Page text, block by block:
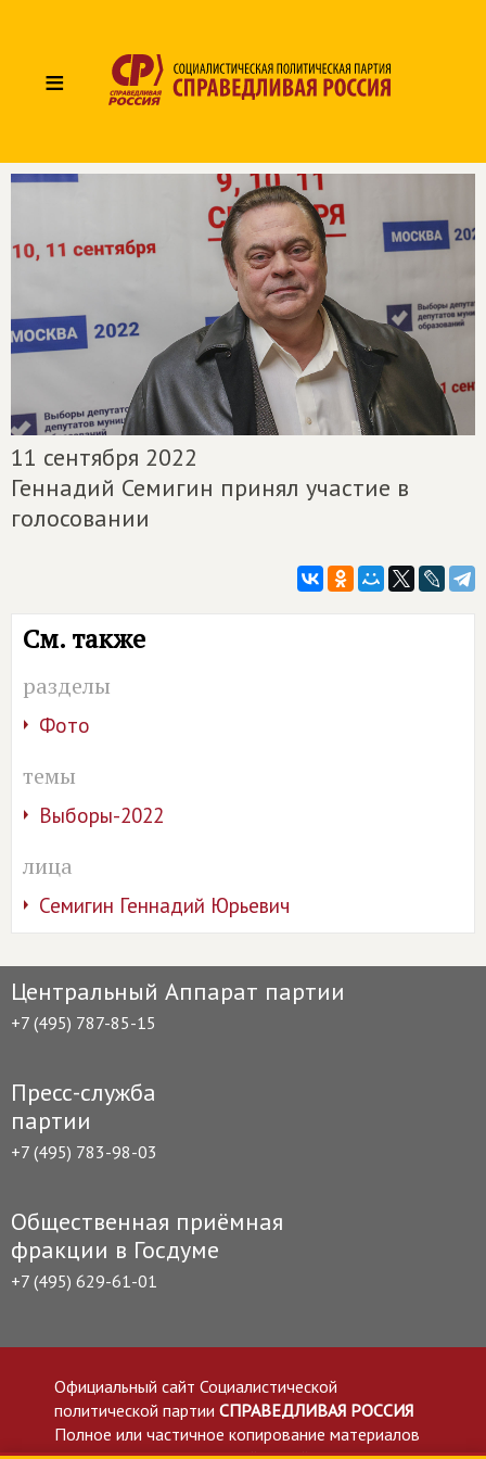
≡
11 сентября 2022
Геннадий Семигин принял участие в
голосовании
См. также
разделы
Фото
темы
Выборы-2022
лица
Семигин Геннадий Юрьевич
Центральный Аппарат партии
+7 (495) 787-85-15
Пресс-служба
партии
+7 (495) 783-98-03
Общественная приёмная
фракции в Госдуме
+7 (495) 629-61-01
Официальный сайт Социалистической
политической партии СПРАВЕДЛИВАЯ РОССИЯ
Полное или частичное копирование материалов